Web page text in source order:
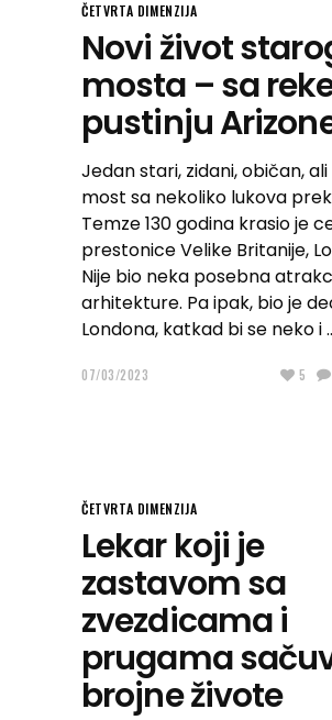
ČETVRTA DIMENZIJA
Novi život
mosta – sa
pustinju
Jedan stari, zidani, običan,
most sa nekoliko lukova
Temze 130 godina krasio je
prestonice Velike Britanije,
Nije bio neka posebna
arhitekture. Pa ipak, bio je
Londona, katkad bi se neko i
07/03/2023 5
ČETVRTA DIMENZIJA
Lekar koji je
zastavom sa
zvezdicama i
prugama
brojne živote